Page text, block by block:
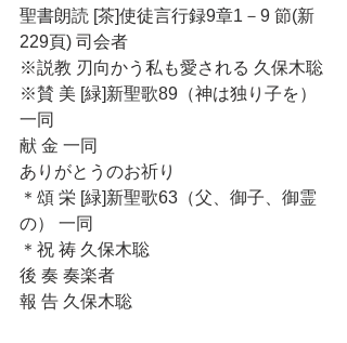
聖書朗読 [茶]使徒言行録9章1－9 節(新
229頁) 司会者
※説教 刃向かう私も愛される 久保木聡
※賛 美 [緑]新聖歌89（神は独り子を）
一同
献 金 一同
ありがとうのお祈り
＊頌 栄 [緑]新聖歌63（父、御子、御霊
の） 一同
＊祝 祷 久保木聡
後 奏 奏楽者
報 告 久保木聡